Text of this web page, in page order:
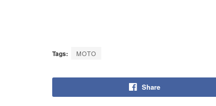
Tags: MOTO
Share